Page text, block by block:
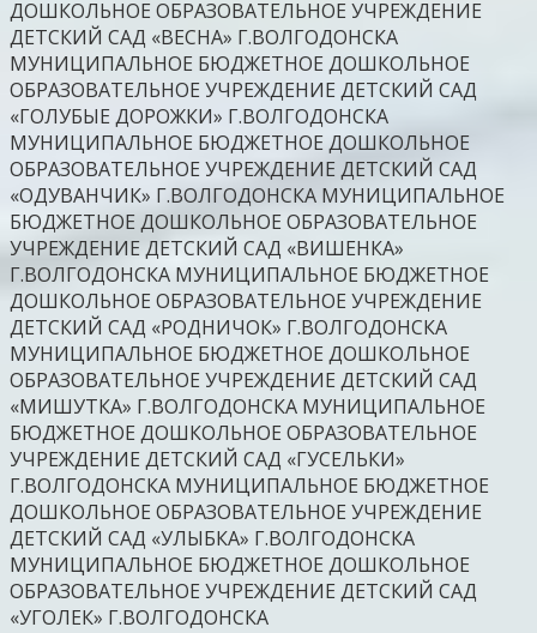
ДОШКОЛЬНОЕ ОБРАЗОВАТЕЛЬНОЕ УЧРЕЖДЕНИЕ
ДЕТСКИЙ САД «ВЕСНА» Г.ВОЛГОДОНСКА
МУНИЦИПАЛЬНОЕ БЮДЖЕТНОЕ ДОШКОЛЬНОЕ
ОБРАЗОВАТЕЛЬНОЕ УЧРЕЖДЕНИЕ ДЕТСКИЙ САД
«ГОЛУБЫЕ ДОРОЖКИ» Г.ВОЛГОДОНСКА
МУНИЦИПАЛЬНОЕ БЮДЖЕТНОЕ ДОШКОЛЬНОЕ
ОБРАЗОВАТЕЛЬНОЕ УЧРЕЖДЕНИЕ ДЕТСКИЙ САД
«ОДУВАНЧИК» Г.ВОЛГОДОНСКА МУНИЦИПАЛЬНОЕ
БЮДЖЕТНОЕ ДОШКОЛЬНОЕ ОБРАЗОВАТЕЛЬНОЕ
УЧРЕЖДЕНИЕ ДЕТСКИЙ САД «ВИШЕНКА»
Г.ВОЛГОДОНСКА МУНИЦИПАЛЬНОЕ БЮДЖЕТНОЕ
ДОШКОЛЬНОЕ ОБРАЗОВАТЕЛЬНОЕ УЧРЕЖДЕНИЕ
ДЕТСКИЙ САД «РОДНИЧОК» Г.ВОЛГОДОНСКА
МУНИЦИПАЛЬНОЕ БЮДЖЕТНОЕ ДОШКОЛЬНОЕ
ОБРАЗОВАТЕЛЬНОЕ УЧРЕЖДЕНИЕ ДЕТСКИЙ САД
«МИШУТКА» Г.ВОЛГОДОНСКА МУНИЦИПАЛЬНОЕ
БЮДЖЕТНОЕ ДОШКОЛЬНОЕ ОБРАЗОВАТЕЛЬНОЕ
УЧРЕЖДЕНИЕ ДЕТСКИЙ САД «ГУСЕЛЬКИ»
Г.ВОЛГОДОНСКА МУНИЦИПАЛЬНОЕ БЮДЖЕТНОЕ
ДОШКОЛЬНОЕ ОБРАЗОВАТЕЛЬНОЕ УЧРЕЖДЕНИЕ
ДЕТСКИЙ САД «УЛЫБКА» Г.ВОЛГОДОНСКА
МУНИЦИПАЛЬНОЕ БЮДЖЕТНОЕ ДОШКОЛЬНОЕ
ОБРАЗОВАТЕЛЬНОЕ УЧРЕЖДЕНИЕ ДЕТСКИЙ САД
«УГОЛЕК» Г.ВОЛГОДОНСКА